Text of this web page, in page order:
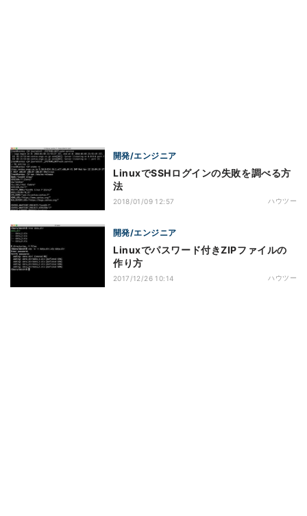
開発/エンジニア
LinuxでSSHログインの失敗を調べる方
法
2018/01/09 12:57 ハウツー
開発/エンジニア
Linuxでパスワード付きZIPファイルの
作り方
2017/12/26 10:14 ハウツー